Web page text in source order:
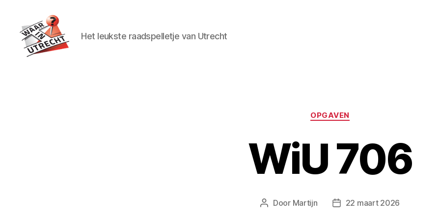
Het leukste raadspelletje van Utrecht
Categorieën
OPGAVEN
WiU 706
Berichtauteur
Door Martijn Berichtdatum
22 maart 2026